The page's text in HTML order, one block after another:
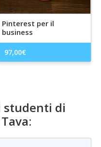
Pinterest per il
business
97,00€
studenti di
: